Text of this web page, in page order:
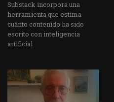
Substack incorpora una
herramienta que estima
cuánto contenido ha sido
escrito con inteligencia
artificial